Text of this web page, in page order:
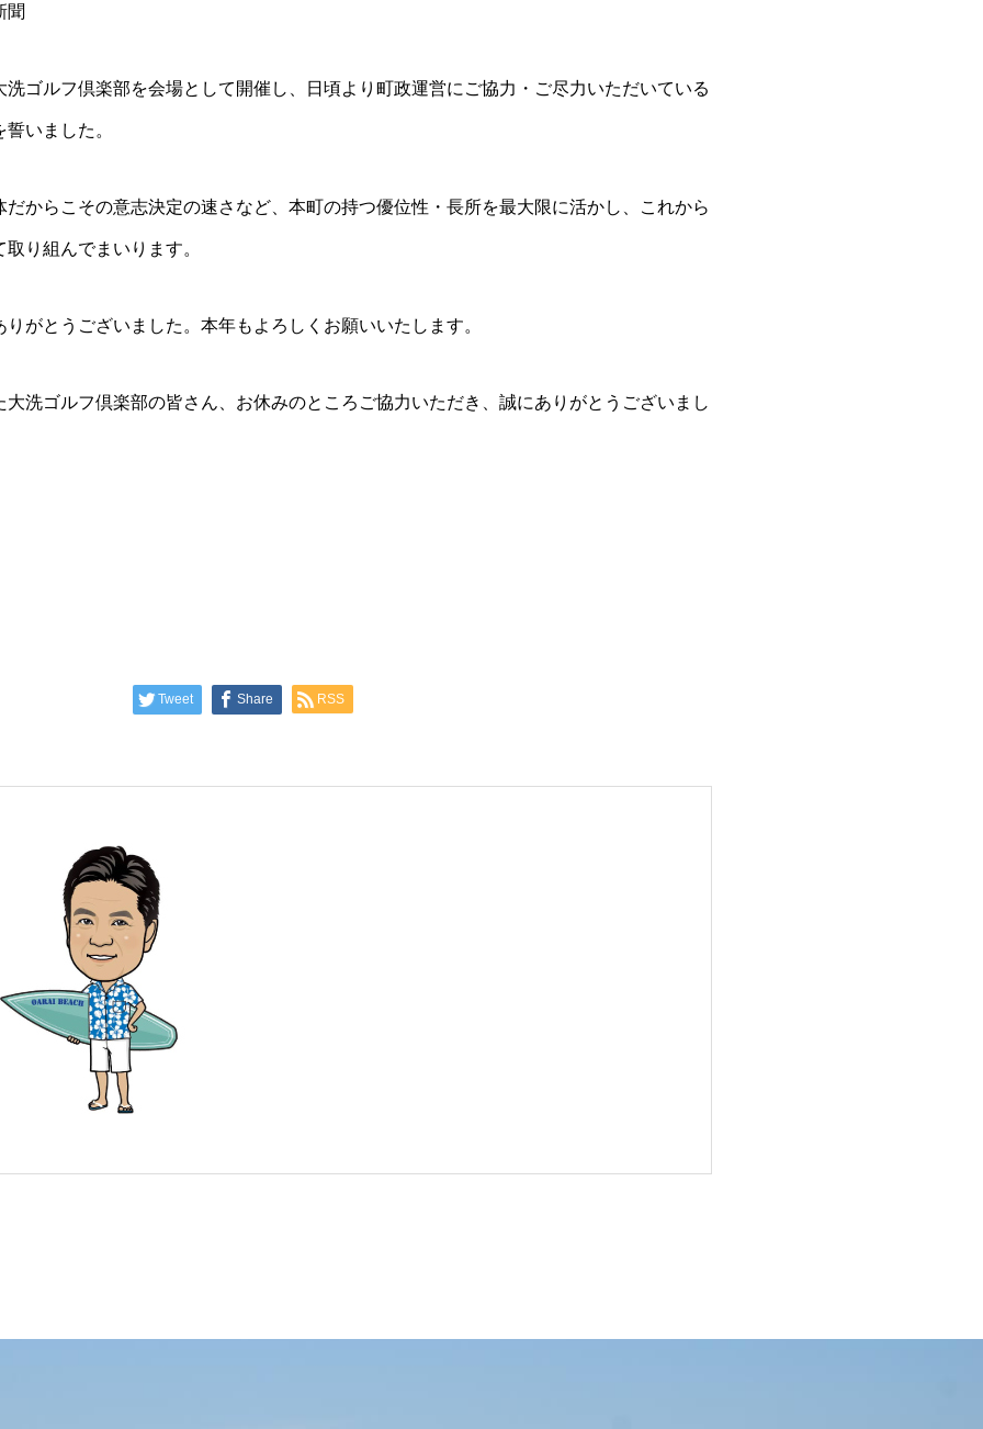
聞
洗ゴルフ倶楽部を会場として開催し、日頃より町政運営にご協力・ご尽力いただいている
いました。
からこその意志決定の速さなど、本町の持つ優位性・長所を最大限に活かし、これから
り組んでまいります。
がとうございました。本年もよろしくお願いいたします。
洗ゴルフ倶楽部の皆さん、お休みのところご協力いただき、誠にありがとうございまし
Tweet Share RSS